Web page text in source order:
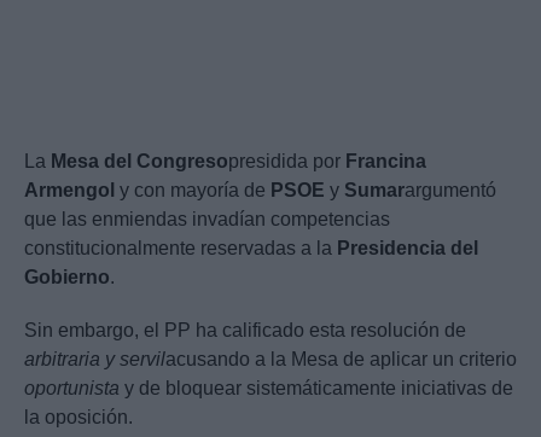
La Mesa del Congresopresidida por Francina
Armengol y con mayoría de PSOE y Sumarargumentó
que las enmiendas invadían competencias
constitucionalmente reservadas a la Presidencia del
Gobierno.
Sin embargo, el PP ha calificado esta resolución de
arbitraria y servilacusando a la Mesa de aplicar un criterio
oportunista y de bloquear sistemáticamente iniciativas de
la oposición.